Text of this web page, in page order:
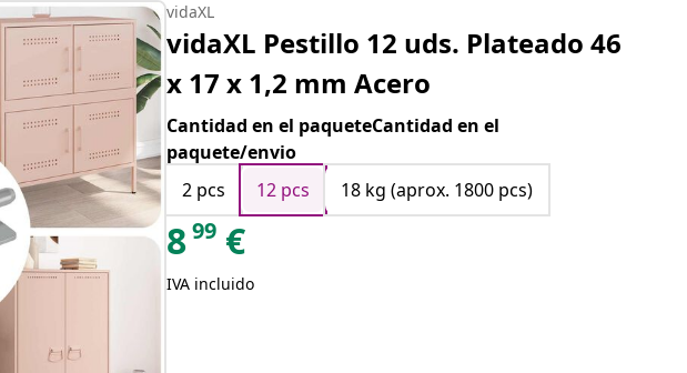
vidaXL
vidaXL Pestillo 12 uds. Plateado 46
x 17 x 1,2 mm Acero
Cantidad en el paqueteCantidad en el
paquete/envio
2 pcs
12 pcs 18 kg (aprox. 1800 pcs)
899 €
IVA incluido